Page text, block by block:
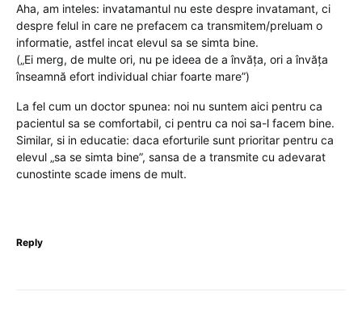
Aha, am inteles: invatamantul nu este despre invatamant, ci
despre felul in care ne prefacem ca transmitem/preluam o
informatie, astfel incat elevul sa se simta bine.
(„Ei merg, de multe ori, nu pe ideea de a învăța, ori a învăța
înseamnă efort individual chiar foarte mare”)
La fel cum un doctor spunea: noi nu suntem aici pentru ca
pacientul sa se comfortabil, ci pentru ca noi sa-l facem bine.
Similar, si in educatie: daca eforturile sunt prioritar pentru ca
elevul „sa se simta bine”, sansa de a transmite cu adevarat
cunostinte scade imens de mult.
Reply